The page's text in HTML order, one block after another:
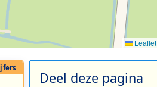
Leaflet
Deel deze pagina